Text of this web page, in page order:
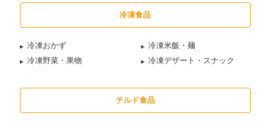
冷凍食品
冷凍おかず
冷凍米飯・麺
冷凍野菜・果物
冷凍デザート・スナック
チルド食品